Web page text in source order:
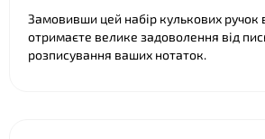
Замовивши цей набір кулькових ручок
отримаєте велике задоволення від
розписування ваших нотаток.